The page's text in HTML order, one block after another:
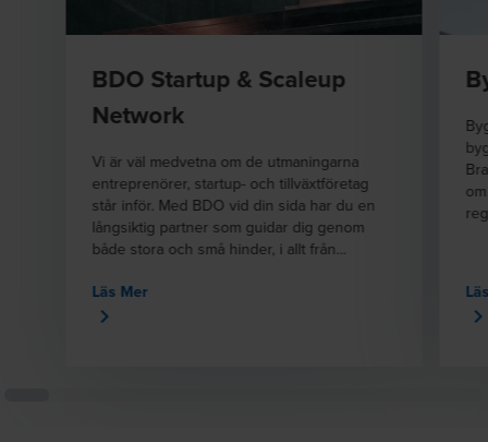
BDO Startup & Scaleup
Network
Vi är väl medvetna om de utmaningarna
entreprenörer, startup- och tillväxtföretag
står inför. Med BDO vid din sida har du en
långsiktig partner som guidar dig genom
både stora och små hinder, i allt från
Läs Mer